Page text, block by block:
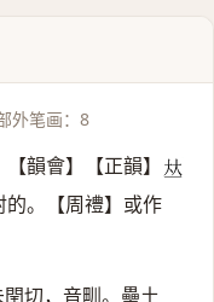
外笔画：8
韻會】【正韻】 𠀤
。【周禮】或作
閏切，音甽。壘土